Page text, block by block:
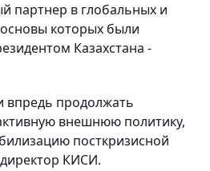
партнер в глобальных и
которых были
Казахстана -
впредь продолжать
внешнюю политику,
посткризисной
КИСИ.